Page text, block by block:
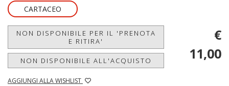
CARTACEO
NON DISPONIBILE PER IL 'PRENOTA
E RITIRA'
NON DISPONIBILE ALL'ACQUISTO
AGGIUNGI ALLA WISHLIST
€
11,00